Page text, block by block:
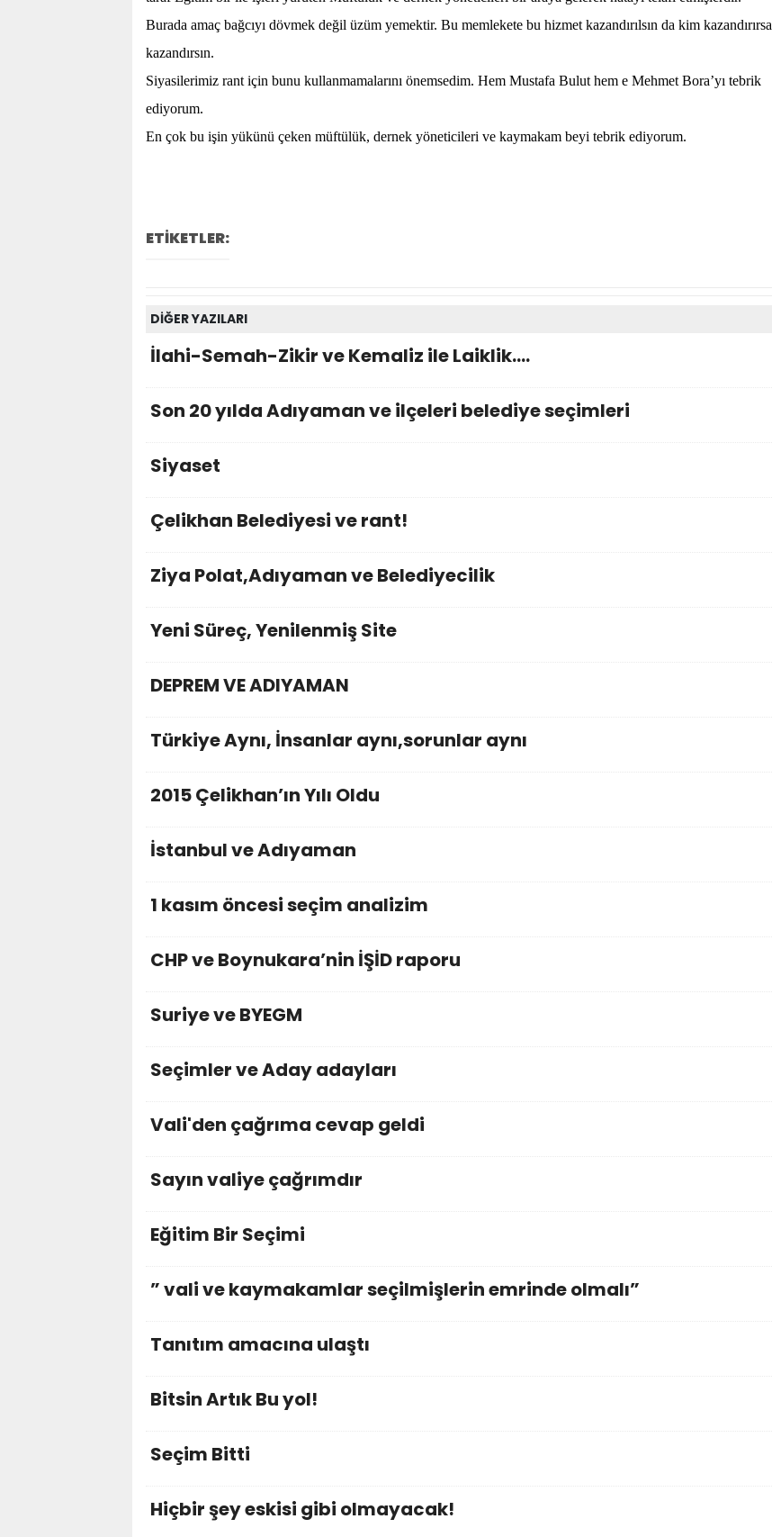
Burada amaç bağcıyı dövmek değil üzüm yemektir. Bu memlekete bu hizmet kazandırılsın da kim kazandırırsa
kazandırsın.
Siyasilerimiz rant için bunu kullanmamalarını önemsedim. Hem Mustafa Bulut hem e Mehmet Bora’yı tebrik
ediyorum.
En çok bu işin yükünü çeken müftülük, dernek yöneticileri ve kaymakam beyi tebrik ediyorum.
ETİKETLER:
DİĞER YAZILARI
İlahi-Semah-Zikir ve Kemaliz ile Laiklik….
Son 20 yılda Adıyaman ve ilçeleri belediye seçimleri
Siyaset
Çelikhan Belediyesi ve rant!
Ziya Polat,Adıyaman ve Belediyecilik
Yeni Süreç, Yenilenmiş Site
DEPREM VE ADIYAMAN
Türkiye Aynı, İnsanlar aynı,sorunlar aynı
2015 Çelikhan’ın Yılı Oldu
İstanbul ve Adıyaman
1 kasım öncesi seçim analizim
CHP ve Boynukara’nin İŞİD raporu
Suriye ve BYEGM
Seçimler ve Aday adayları
Vali'den çağrıma cevap geldi
Sayın valiye çağrımdır
Eğitim Bir Seçimi
” vali ve kaymakamlar seçilmişlerin emrinde olmalı”
Tanıtım amacına ulaştı
Bitsin Artık Bu yol!
Seçim Bitti
Hiçbir şey eskisi gibi olmayacak!